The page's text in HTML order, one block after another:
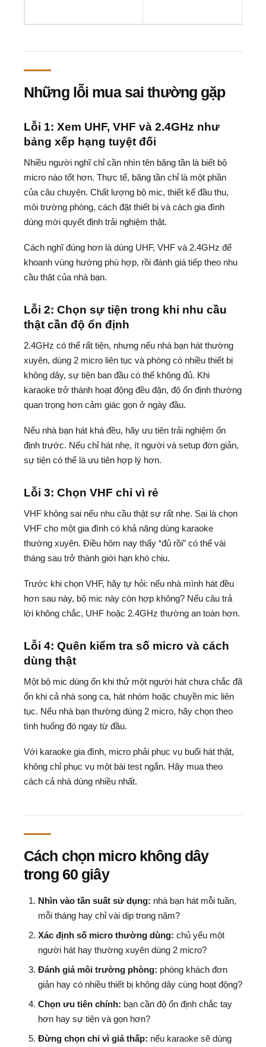
Những lỗi mua sai thường gặp
Lỗi 1: Xem UHF, VHF và 2.4GHz như
bảng xếp hạng tuyệt đối
Nhiều người nghĩ chỉ cần nhìn tên băng tần là biết bộ
micro nào tốt hơn. Thực tế, băng tần chỉ là một phần
của câu chuyện. Chất lượng bộ mic, thiết kế đầu thu,
môi trường phòng, cách đặt thiết bị và cách gia đình
dùng mới quyết định trải nghiệm thật.
Cách nghĩ đúng hơn là dùng UHF, VHF và 2.4GHz để
khoanh vùng hướng phù hợp, rồi đánh giá tiếp theo nhu
cầu thật của nhà bạn.
Lỗi 2: Chọn sự tiện trong khi nhu cầu
thật cần độ ổn định
2.4GHz có thể rất tiện, nhưng nếu nhà bạn hát thường
xuyên, dùng 2 micro liên tục và phòng có nhiều thiết bị
không dây, sự tiện ban đầu có thể không đủ. Khi
karaoke trở thành hoạt động đều đặn, độ ổn định thường
quan trọng hơn cảm giác gọn ở ngày đầu.
Nếu nhà bạn hát khá đều, hãy ưu tiên trải nghiệm ổn
định trước. Nếu chỉ hát nhẹ, ít người và setup đơn giản,
sự tiện có thể là ưu tiên hợp lý hơn.
Lỗi 3: Chọn VHF chỉ vì rẻ
VHF không sai nếu nhu cầu thật sự rất nhẹ. Sai là chọn
VHF cho một gia đình có khả năng dùng karaoke
thường xuyên. Điều hôm nay thấy “đủ rồi” có thể vài
tháng sau trở thành giới hạn khó chịu.
Trước khi chọn VHF, hãy tự hỏi: nếu nhà mình hát đều
hơn sau này, bộ mic này còn hợp không? Nếu câu trả
lời không chắc, UHF hoặc 2.4GHz thường an toàn hơn.
Lỗi 4: Quên kiểm tra số micro và cách
dùng thật
Một bộ mic dùng ổn khi thử một người hát chưa chắc đã
ổn khi cả nhà song ca, hát nhóm hoặc chuyền mic liên
tục. Nếu nhà bạn thường dùng 2 micro, hãy chọn theo
tình huống đó ngay từ đầu.
Với karaoke gia đình, micro phải phục vụ buổi hát thật,
không chỉ phục vụ một bài test ngắn. Hãy mua theo
cách cả nhà dùng nhiều nhất.
Cách chọn micro không dây
trong 60 giây
Nhìn vào tần suất sử dụng: nhà bạn hát mỗi tuần,
mỗi tháng hay chỉ vài dịp trong năm?
Xác định số micro thường dùng: chủ yếu một
người hát hay thường xuyên dùng 2 micro?
Đánh giá môi trường phòng: phòng khách đơn
giản hay có nhiều thiết bị không dây cùng hoạt động?
Chọn ưu tiên chính: bạn cần độ ổn định chắc tay
hơn hay sự tiện và gọn hơn?
Đừng chọn chỉ vì giá thấp: nếu karaoke sẽ dùng